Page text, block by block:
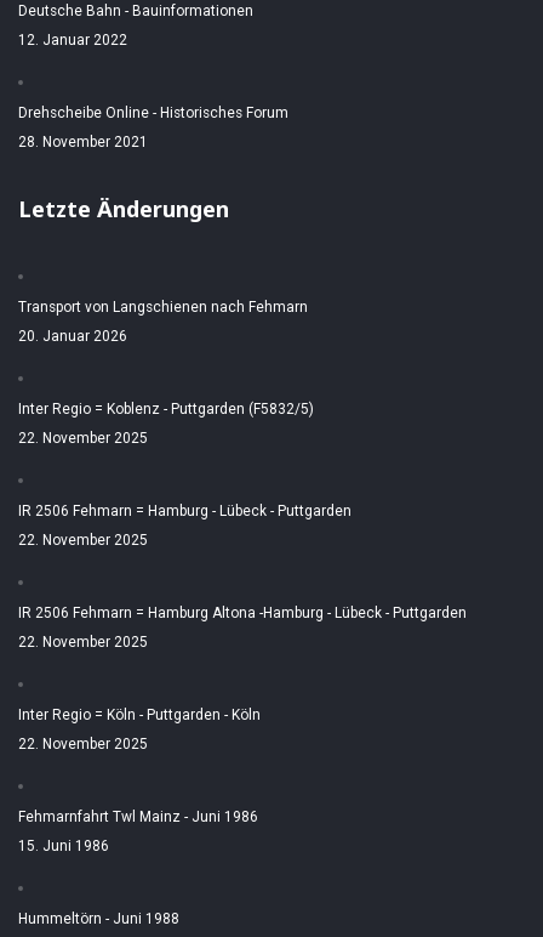
Deutsche Bahn - Bauinformationen
12. Januar 2022
Drehscheibe Online - Historisches Forum
28. November 2021
Letzte Änderungen
Transport von Langschienen nach Fehmarn
20. Januar 2026
Inter Regio = Koblenz - Puttgarden (F5832/5)
22. November 2025
IR 2506 Fehmarn = Hamburg - Lübeck - Puttgarden
22. November 2025
IR 2506 Fehmarn = Hamburg Altona -Hamburg - Lübeck - Puttgarden
22. November 2025
Inter Regio = Köln - Puttgarden - Köln
22. November 2025
Fehmarnfahrt Twl Mainz - Juni 1986
15. Juni 1986
Hummeltörn - Juni 1988